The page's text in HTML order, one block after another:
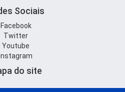
Sociais
Facebook
Twitter
Youtube
Instagram
do site